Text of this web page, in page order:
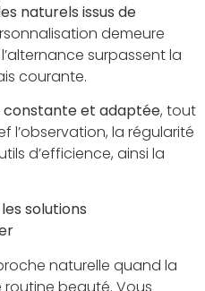
naturels issus de
demeure
surpassent la
courante.
constante et adaptée, tout
l’observation, la régularité
d’efficience, ainsi la
solutions
naturelle quand la
beauté. Vous